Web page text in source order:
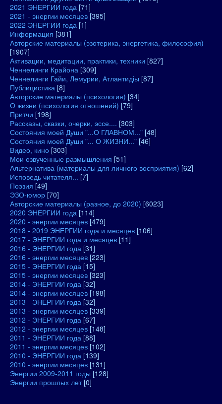
2021 ЭНЕРГИИ года [71]
2021 - энергии месяцев [395]
2022 ЭНЕРГИИ года [1]
Информация [381]
Авторские материалы (эзотерика, энергетика, философия)
[1907]
Активации, медитации, практики, техники [827]
Ченнелинги Крайона [309]
Ченнелинги Гайи, Лемурии, Атлантидіы [87]
Публицистика [8]
Авторские материалы (психология) [34]
О жизни (психология отношений) [79]
Притчи [198]
Рассказы, сказки, очерки, эссе.... [303]
Состояния моей Души "...О ГЛАВНОМ..." [48]
Состояния моей Души "... О ЖИЗНИ..." [46]
Видео, кино [303]
Мои озвученные размышления [51]
Альтернатива (материалы для личного восприятия) [62]
Исповедь читателя... [7]
Поэзия [49]
ЭЗО-юмор [70]
Авторские материалы (разное, до 2020) [6023]
2020 ЭНЕРГИИ года [114]
2020 - энергии месяцев [479]
2018 - 2019 ЭНЕРГИИ года и месяцев [106]
2017 - ЭНЕРГИИ года и месяцев [11]
2016 - ЭНЕРГИИ года [31]
2016 - энергии месяцев [223]
2015 - ЭНЕРГИИ года [15]
2015 - энергии месяцев [323]
2014 - ЭНЕРГИИ года [32]
2014 - энергии месяцев [198]
2013 - ЭНЕРГИИ года [32]
2013 - энергии месяцев [339]
2012 - ЭНЕРГИИ года [67]
2012 - энергии месяцев [148]
2011 - ЭНЕРГИИ года [88]
2011 - энергии месяцев [102]
2010 - ЭНЕРГИИ года [139]
2010 - энергии месяцев [131]
Энергии 2009-2011 годы [128]
Энергии прошлых лет [0]